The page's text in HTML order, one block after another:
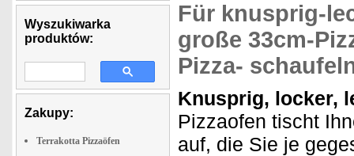
Wyszukiwarka
produktów:
Zakupy:
Terrakotta Pizzaöfen
Für knusprig-
große 33cm-
Pizza-
Knusprig, locker,
Pizzaofen tischt
auf, die Sie je